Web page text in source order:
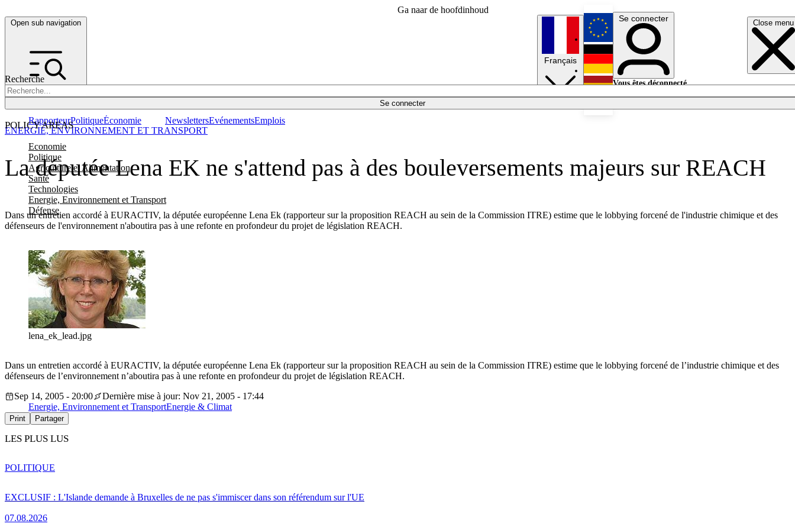
Ga naar de hoofdinhoud
Open sub navigation Close menu
Recherche
Se connecter
POLICY AREAS
Economie
Politique
Agriculture et Alimentation
Santé
Technologies
Energie, Environnement et Transport
Défense
RapporteurPolitiqueÉconomie NewslettersEvénementsEmplois
Français
English
Deutsch
Se connecter
Vous êtes déconnecté.
La députée Lena EK ne s'attend pas à des bouleversements majeurs sur REACH
Dans un entretien accordé à EURACTIV, la députée européenne Lena Ek (rapporteur sur la proposition REACH au sein de la Commission ITRE) estime que le lobbying forcené de l'industrie chimique et des
défenseurs de l'environnement n'aboutira pas à une refonte en profondeur du projet de législation REACH.
ENERGIE, ENVIRONNEMENT ET TRANSPORT
lena_ek_lead.jpg
Dans un entretien accordé à EURACTIV, la députée européenne Lena Ek (rapporteur sur la proposition REACH au sein de la Commission ITRE) estime que le lobbying forcené de l’industrie chimique et des
défenseurs de l’environnement n’aboutira pas à une refonte en profondeur du projet de législation REACH.
Sep 14, 2005 - 20:00
Dernière mise à jour: Nov 21, 2005 - 17:44
Energie, Environnement et TransportEnergie & Climat
Print Partager
LES PLUS LUS
EXCLUSIF : L'Islande demande à Bruxelles de ne pas s'immiscer dans son référendum sur l'UE
07.08.2026
POLITIQUE